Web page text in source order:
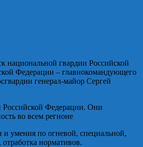
национальной гвардии Российской
Федерации – главнокомандующего
генерал-майор Сергей
Российской Федерации. Они
во всем регионе
и умения по огневой, специальной,
нормативов.